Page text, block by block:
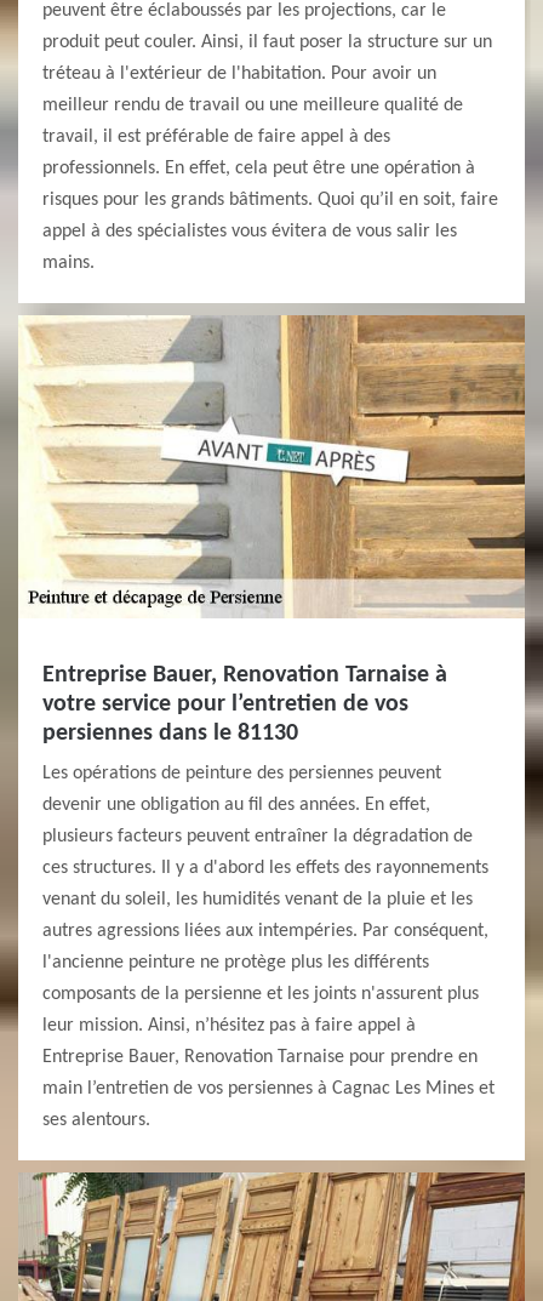
peuvent être éclaboussés par les projections, car le
produit peut couler. Ainsi, il faut poser la structure sur un
tréteau à l'extérieur de l'habitation. Pour avoir un
meilleur rendu de travail ou une meilleure qualité de
travail, il est préférable de faire appel à des
professionnels. En effet, cela peut être une opération à
risques pour les grands bâtiments. Quoi qu’il en soit, faire
appel à des spécialistes vous évitera de vous salir les
mains.
Entreprise Bauer, Renovation Tarnaise à
votre service pour l’entretien de vos
persiennes dans le 81130
Les opérations de peinture des persiennes peuvent
devenir une obligation au fil des années. En effet,
plusieurs facteurs peuvent entraîner la dégradation de
ces structures. Il y a d'abord les effets des rayonnements
venant du soleil, les humidités venant de la pluie et les
autres agressions liées aux intempéries. Par conséquent,
l'ancienne peinture ne protège plus les différents
composants de la persienne et les joints n'assurent plus
leur mission. Ainsi, n’hésitez pas à faire appel à
Entreprise Bauer, Renovation Tarnaise pour prendre en
main l’entretien de vos persiennes à Cagnac Les Mines et
ses alentours.